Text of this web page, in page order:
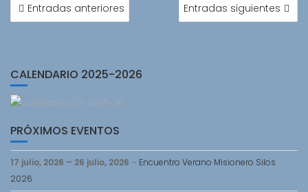
DEEntradas anteriores Entradas siguientes
CALENDARIO 2025-2026
PRÓXIMOS EVENTOS
17 julio, 2026 – 26 julio, 2026 – Encuentro Verano Misionero Silos
2026